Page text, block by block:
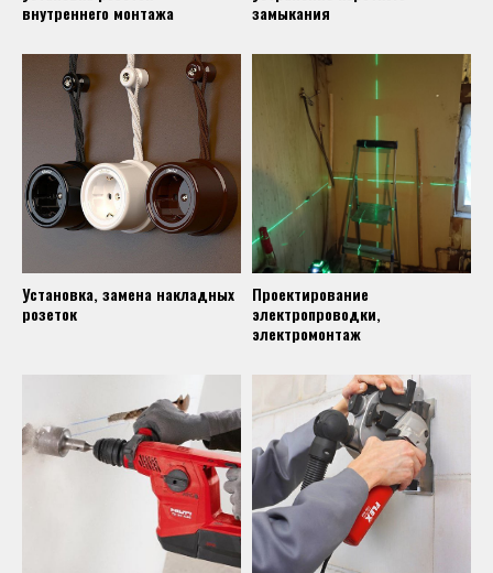
внутреннего монтажа
замыкания
Установка, замена накладных
розеток
Проектирование
электропроводки,
электромонтаж